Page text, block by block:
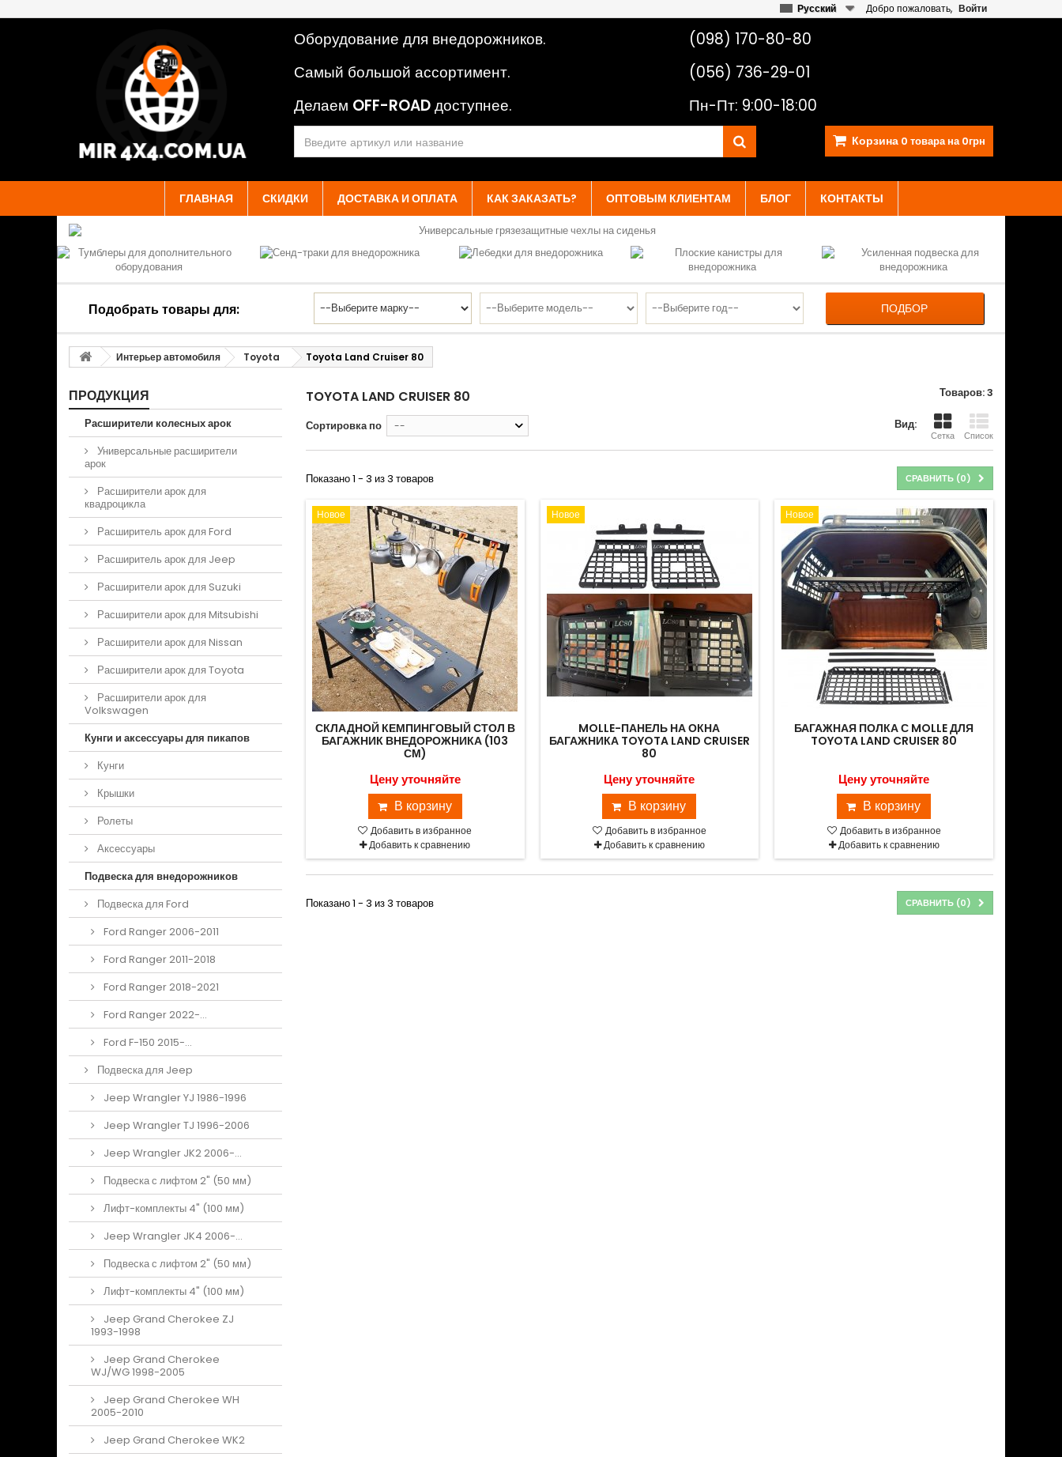
Добро пожаловать, Войти
Русский
Оборудование для внедорожников.
(098) 170-80-80
Самый большой ассортимент.
(056) 736-29-01
Делаем OFF-ROADдоступнее. Пн-Пт: 9:00-18:00
Корзина 0 товара на 0грн
ГЛАВНАЯ СКИДКИ ДОСТАВКА И ОПЛАТА КАК ЗАКАЗАТЬ? ОПТОВЫМ КЛИЕНТАМ БЛОГ КОНТАКТЫ
Подобрать товары для: ПОДБОР
Интерьер автомобиля Toyota Toyota Land Cruiser 80
ПРОДУКЦИЯ
Расширители колесных арок
Универсальные расширители
арок
Расширители арок для
квадроцикла
Расширитель арок для Ford
Расширитель арок для Jeep
Расширители арок для Suzuki
Расширители арок для Mitsubishi
Расширители арок для Nissan
Расширители арок для Toyota
Расширители арок для
Volkswagen
Кунги и аксессуары для пикапов
Кунги
Крышки
Ролеты
Аксессуары
Подвеска для внедорожников
Подвеска для Ford
Ford Ranger 2006-2011
Ford Ranger 2011-2018
Ford Ranger 2018-2021
Ford Ranger 2022-...
Ford F-150 2015-...
Подвеска для Jeep
Jeep Wrangler YJ 1986-1996
Jeep Wrangler TJ 1996-2006
Jeep Wrangler JK2 2006-...
Подвеска с лифтом 2" (50 мм)
Лифт-комплекты 4" (100 мм)
Jeep Wrangler JK4 2006-...
Подвеска с лифтом 2" (50 мм)
Лифт-комплекты 4" (100 мм)
Jeep Grand Cherokee ZJ
1993-1998
Jeep Grand Cherokee
WJ/WG 1998-2005
Jeep Grand Cherokee WH
2005-2010
Jeep Grand Cherokee WK2
TOYOTA LAND CRUISER 80 Товаров: 3
Вид:
Сетка Список
Сортировка по --
СРАВНИТЬ (0)
Показано 1 - 3 из 3 товаров
Новое
СКЛАДНОЙ КЕМПИНГОВЫЙ СТОЛ В
БАГАЖНИК ВНЕДОРОЖНИКА (103
СМ)
Цену уточняйте
В корзину
Добавить в избранное
Добавить к сравнению
Новое
MOLLE-ПАНЕЛЬ НА ОКНА
БАГАЖНИКА TOYOTA LAND CRUISER
80
Цену уточняйте
В корзину
Добавить в избранное
Добавить к сравнению
Новое
БАГАЖНАЯ ПОЛКА С MOLLE ДЛЯ
TOYOTA LAND CRUISER 80
Цену уточняйте
В корзину
Добавить в избранное
Добавить к сравнению
СРАВНИТЬ (0)
Показано 1 - 3 из 3 товаров